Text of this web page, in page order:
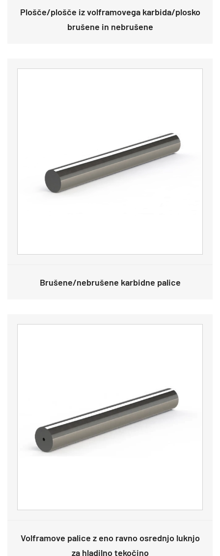
Plošče/plošče iz volframovega karbida/plosko
brušene in nebrušene
Brušene/nebrušene karbidne palice
Volframove palice z eno ravno osrednjo luknjo
za hladilno tekočino